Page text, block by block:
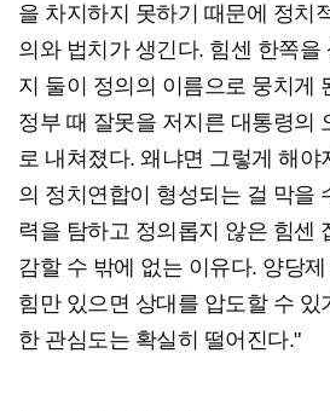
을 차지하지 못하기 때문에 정치
의와 법치가 생긴다. 힘센 한쪽을
지 둘이 정의의 이름으로 뭉치게
정부 때 잘못을 저지른 대통령의
로 내쳐졌다. 왜냐면 그렇게 해야
의 정치연합이 형성되는 걸 막을
력을 탐하고 정의롭지 않은 힘센
감할 수 밖에 없는 이유다. 양당
힘만 있으면 상대를 압도할 수 있
한 관심도는 확실히 떨어진다."